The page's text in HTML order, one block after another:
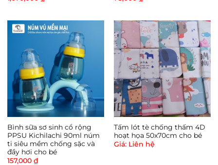
Bình sữa sơ sinh cổ rộng
PPSU Kichilachi 90ml núm
ti siêu mềm chống sặc và
đầy hơi cho bé
157,000 ₫
Tấm lót tè chống thấm 4D
hoạt họa 50x70cm cho bé
Giá: Liên hệ